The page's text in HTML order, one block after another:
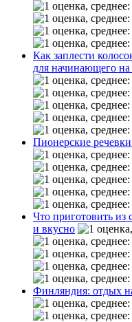
Как заплести
для начинающего
Пионерские
Что приготовить
и вкусно
Финляндия: отдых